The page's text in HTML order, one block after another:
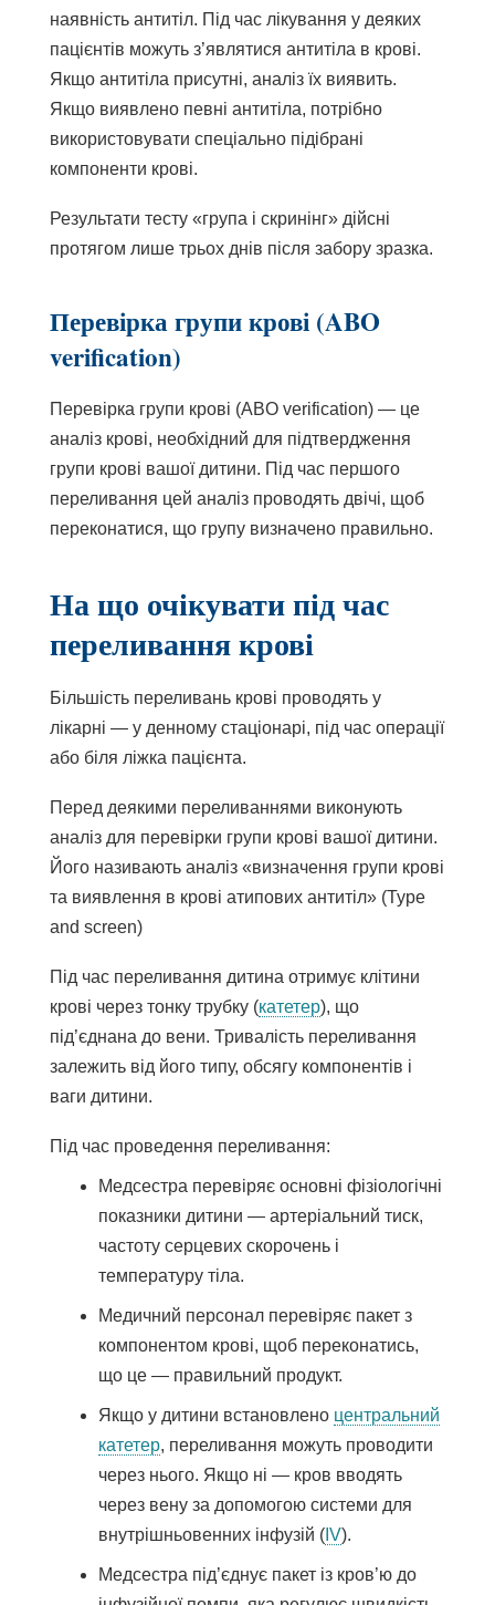
наявність антитіл. Під час лікування у деяких
пацієнтів можуть з’являтися антитіла в крові.
Якщо антитіла присутні, аналіз їх виявить.
Якщо виявлено певні антитіла, потрібно
використовувати спеціально підібрані
компоненти крові.
Результати тесту «група і скринінг» дійсні
протягом лише трьох днів після забору зразка.
Перевірка групи крові (ABO
verification)
Перевірка групи крові (ABO verification) — це
аналіз крові, необхідний для підтвердження
групи крові вашої дитини. Під час першого
переливання цей аналіз проводять двічі, щоб
переконатися, що групу визначено правильно.
На що очікувати під час
переливання крові
Більшість переливань крові проводять у
лікарні — у денному стаціонарі, під час операції
або біля ліжка пацієнта.
Перед деякими переливаннями виконують
аналіз для перевірки групи крові вашої дитини.
Його називають аналіз «визначення групи крові
та виявлення в крові атипових антитіл» (Type
and screen)
Під час переливання дитина отримує клітини
крові через тонку трубку (катетер), що
під’єднана до вени. Тривалість переливання
залежить від його типу, обсягу компонентів і
ваги дитини.
Під час проведення переливання:
Медсестра перевіряє основні фізіологічні
показники дитини — артеріальний тиск,
частоту серцевих скорочень і
температуру тіла.
Медичний персонал перевіряє пакет з
компонентом крові, щоб переконатись,
що це — правильний продукт.
Якщо у дитини встановлено центральний
катетер, переливання можуть проводити
через нього. Якщо ні — кров вводять
через вену за допомогою системи для
внутрішньовенних інфузій (IV).
Медсестра під’єднує пакет із кров’ю до